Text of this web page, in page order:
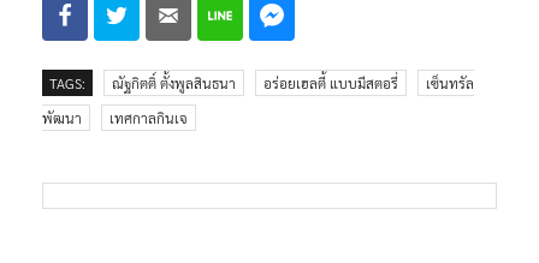
TAGS: ณัฐกิตติ์ ตั้งพูลสินธนา อร่อยเฮลตี้ แบบมีสตอรี่
เซ็นทรัล
พัฒนา
เทศกาลกินเจ